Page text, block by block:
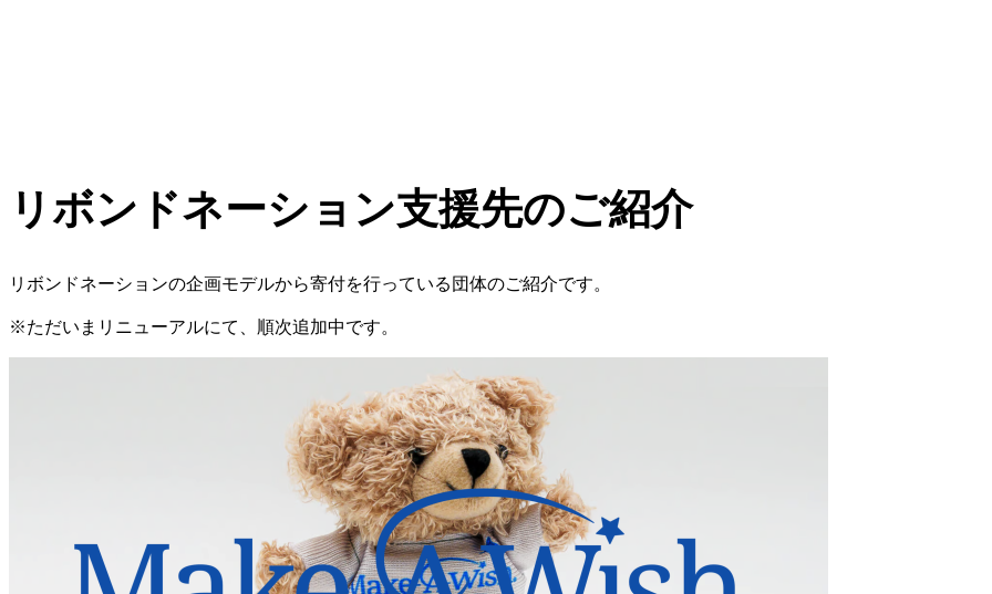
リボンドネーション支援先のご紹介
リボンドネーションの企画モデルから寄付を行っている団体のご紹介です。
※ただいまリニューアルにて、順次追加中です。